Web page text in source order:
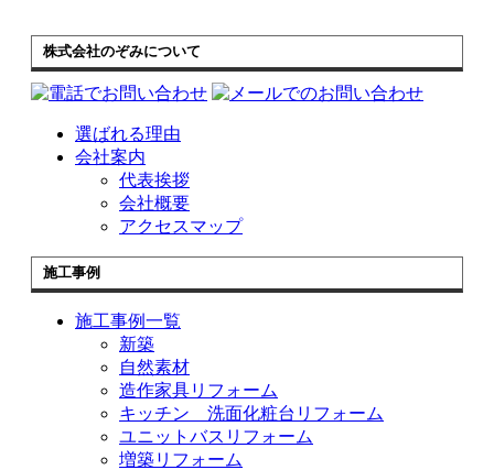
株式会社のぞみについて
選ばれる理由
会社案内
代表挨拶
会社概要
アクセスマップ
施工事例
施工事例一覧
新築
自然素材
造作家具リフォーム
キッチン 洗面化粧台リフォーム
ユニットバスリフォーム
増築リフォーム